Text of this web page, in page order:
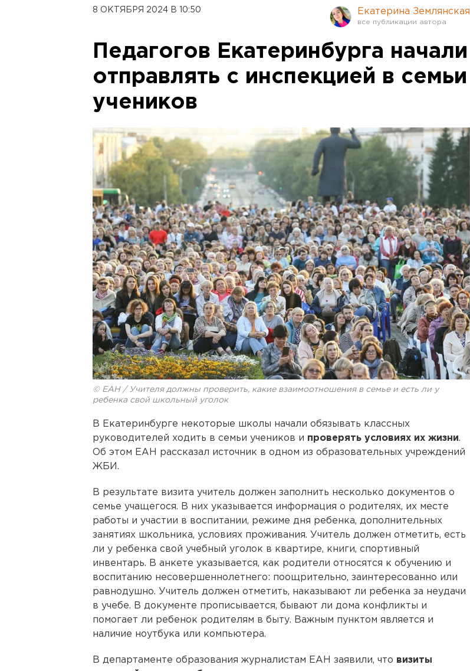
8 ОКТЯБРЯ 2024 В 10:50 Екатерина Землянская
Педагогов Екатеринбурга начали
отправлять с инспекцией в семьи
учеников
© ЕАН / Учителя должны проверить, какие взаимоотношения в семье и есть ли у
ребенка свой школьный уголок
В Екатеринбурге некоторые школы начали обязывать классных
руководителей ходить в семьи учеников и проверять условиях их жизни.
Об этом ЕАН рассказал источник в одном из образовательных учреждений
ЖБИ.
В результате визита учитель должен заполнить несколько документов о
семье учащегося. В них указывается информация о родителях, их месте
работы и участии в воспитании, режиме дня ребенка, дополнительных
занятиях школьника, условиях проживания. Учитель должен отметить, есть
ли у ребенка свой учебный уголок в квартире, книги, спортивный
инвентарь. В анкете указывается, как родители относятся к обучению и
воспитанию несовершеннолетнего: поощрительно, заинтересованно или
равнодушно. Учитель должен отметить, наказывают ли ребенка за неудачи
в учебе. В документе прописывается, бывают ли дома конфликты и
помогает ли ребенок родителям в быту. Важным пунктом является и
наличие ноутбука или компьютера.
В департаменте образования журналистам ЕАН заявили, что визиты